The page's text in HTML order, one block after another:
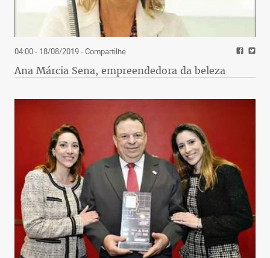
04:00 - 18/08/2019- Compartilhe
Ana Márcia Sena, empreendedora da beleza